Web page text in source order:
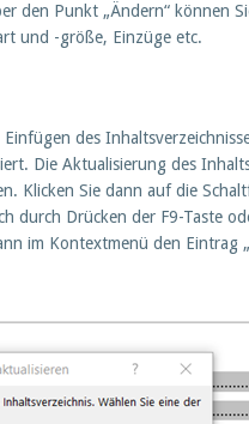
den Punkt „Ändern“ können
und -größe, Einzüge etc.
des
Die Aktualisierung des
Klicken Sie dann auf die
durch Drücken der F9-Taste
im Kontextmenü den Eintrag